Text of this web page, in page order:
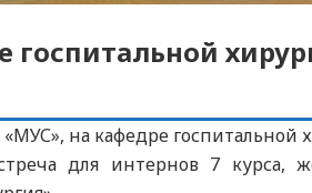
на кафедре госпитальной
для интернов 7 курса,